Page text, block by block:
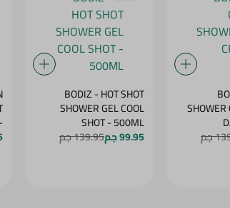
جم
BODIZ - HOT SHOT
SHOWER GEL COOL
SHOT - 500ML
99.95 جم 139.95 جم